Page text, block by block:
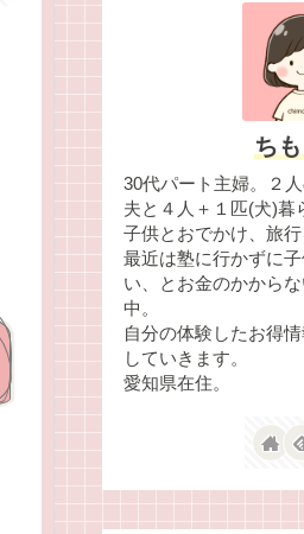
ち
30代パート主婦。２
夫と４人＋１匹(犬)暮
子供とおでかけ、旅行
最近は塾に行かずに
い、とお金のかから
中。
自分の体験したお得
していきます。
愛知県在住。